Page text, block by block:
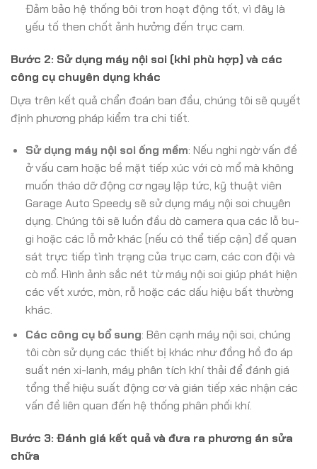
Đảm bảo hệ thống bôi trơn hoạt động tốt, vì đây là
yếu tố then chốt ảnh hưởng đến trục cam.
Bước 2: Sử dụng máy nội soi (khi phù hợp) và các
công cụ chuyên dụng khác
Dựa trên kết quả chẩn đoán ban đầu, chúng tôi sẽ quyết
định phương pháp kiểm tra chi tiết.
Sử dụng máy nội soi ống mềm: Nếu nghi ngờ vấn đề
ở vấu cam hoặc bề mặt tiếp xúc với cò mổ mà không
muốn tháo dỡ động cơ ngay lập tức, kỹ thuật viên
Garage Auto Speedy sẽ sử dụng máy nội soi chuyên
dụng. Chúng tôi sẽ luồn đầu dò camera qua các lỗ bu-
gi hoặc các lỗ mở khác (nếu có thể tiếp cận) để quan
sát trực tiếp tình trạng của trục cam, các con đội và
cò mổ. Hình ảnh sắc nét từ máy nội soi giúp phát hiện
các vết xước, mòn, rỗ hoặc các dấu hiệu bất thường
khác.
Các công cụ bổ sung: Bên cạnh máy nội soi, chúng
tôi còn sử dụng các thiết bị khác như đồng hồ đo áp
suất nén xi-lanh, máy phân tích khí thải để đánh giá
tổng thể hiệu suất động cơ và gián tiếp xác nhận các
vấn đề liên quan đến hệ thống phân phối khí.
Bước 3: Đánh giá kết quả và đưa ra phương án sửa
chữa